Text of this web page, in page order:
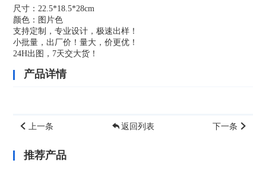
尺寸：22.5*18.5*28cm
颜色：图片色
支持定制，专业设计，极速出样！
小批量，出厂价！量大，价更优！
24H出图，7天交大货！
产品详情
上一条 返回列表 下一条
推荐产品